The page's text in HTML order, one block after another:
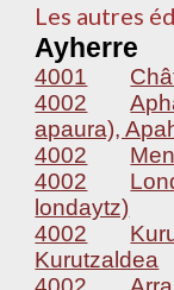
Les autres
Ayherre
4001
4002
apaura),
4002
4002
londaytz)
4002
Kurutzaldea